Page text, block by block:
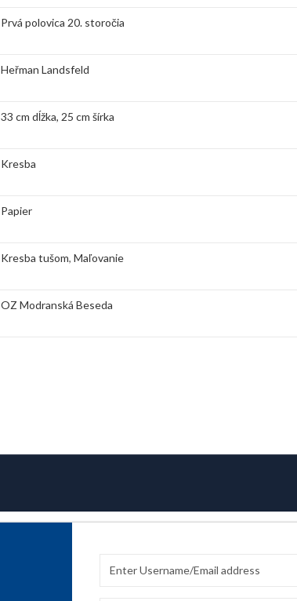
Prvá polovica 20. storočia
Heřman Landsfeld
33 cm dĺžka, 25 cm šírka
Kresba
Papier
Kresba tušom,Maľovanie
OZ Modranská Beseda